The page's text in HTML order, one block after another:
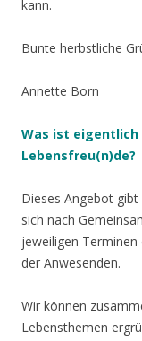
kann.
Bunte herbstliche
Annette Born
Was ist eigentlich
Lebensfreu(n)de?
Dieses Angebot
sich nach
jeweiligen
der Anwesenden.
Wir können
Lebensthemen